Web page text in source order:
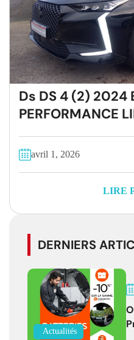
Ds DS 4 (2) 2024
PERFORMANCE
avril 1, 2026
LIRE
DERNIERS
Actualités